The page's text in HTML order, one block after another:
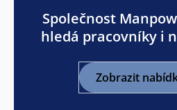
Společnost
hledá pracovníky i
Zobrazit